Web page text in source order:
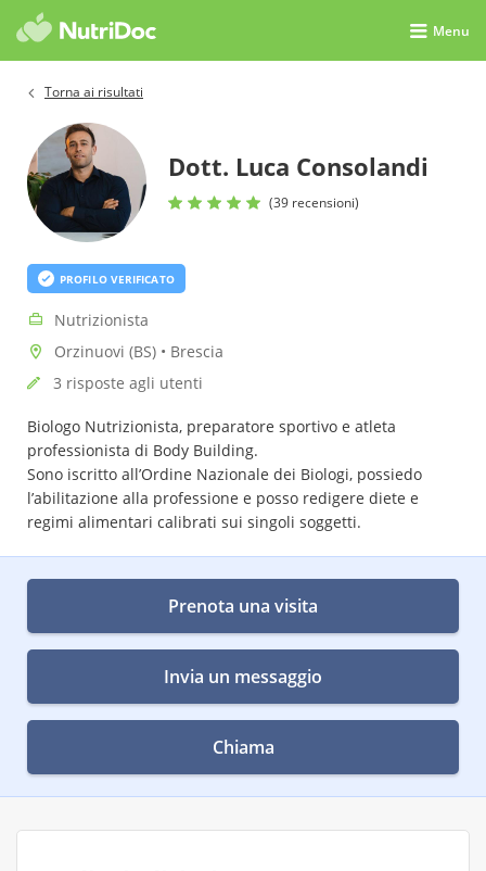
Menu
Torna ai risultati
Dott. Luca Consolandi
(39 recensioni)
PROFILO VERIFICATO
Nutrizionista
Orzinuovi (BS) • Brescia
3 risposte agli utenti
Biologo Nutrizionista, preparatore sportivo e atleta
professionista di Body Building.
Sono iscritto all’Ordine Nazionale dei Biologi, possiedo
l’abilitazione alla professione e posso redigere diete e
regimi alimentari calibrati sui singoli soggetti.
Prenota una visita
Invia un messaggio
Chiama